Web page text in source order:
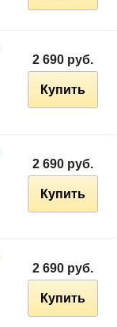
2 690 руб.
Купить
2 690 руб.
Купить
2 690 руб.
Купить